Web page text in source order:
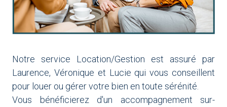
Notre service Location/Gestion est assuré par
Laurence, Véronique et Lucie qui vous conseillent
pour louer ou gérer votre bien en toute sérénité.
Vous bénéficierez d'un accompagnement sur-